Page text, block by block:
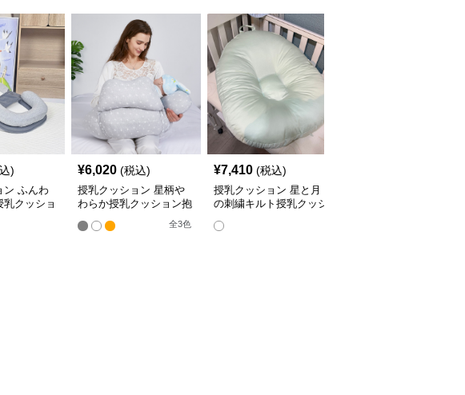
)
ン ふんわ
乳クッショ
¥6,020 (税込)
授乳クッション 星柄や
わらか授乳クッション抱
き枕兼用多機能タイプ
全3色
¥7,410 (税込)
授乳クッション 星と月
の刺繍キルト授乳クッシ